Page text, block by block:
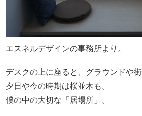
エスネルデザインの事務所より。
デスクの上に座ると、グラウンドや街
夕日や今の時期は桜並木も。
僕の中の大切な「居場所」。